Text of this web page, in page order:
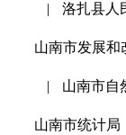
| 洛扎县人
山南市发展和
| 山南市自
山南市统计局